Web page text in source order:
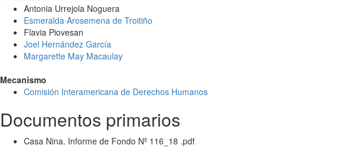
Antonia Urrejola Noguera
Esmeralda Arosemena de Troitiño
Flavia Piovesan
Joel Hernández García
Margarette May Macaulay
Mecanismo
Comisión Interamericana de Derechos Humanos
Documentos primarios
Casa Nina. Informe de Fondo Nº 116_18 .pdf